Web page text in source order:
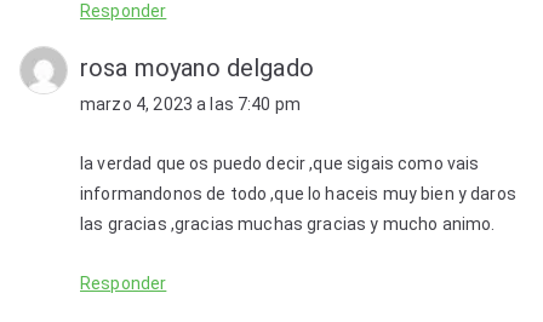
Responder
rosa moyano delgado
marzo 4, 2023 a las 7:40 pm
la verdad que os puedo decir ,que sigais como vais
informandonos de todo ,que lo haceis muy bien y daros
las gracias ,gracias muchas gracias y mucho animo.
Responder